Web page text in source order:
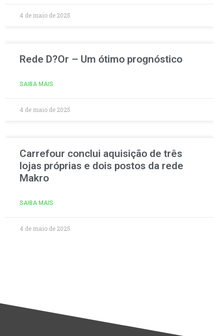
4 de maio de 2025
Rede D?Or – Um ótimo prognóstico
SAIBA MAIS
4 de maio de 2025
Carrefour conclui aquisição de três
lojas próprias e dois postos da rede
Makro
SAIBA MAIS
4 de maio de 2025